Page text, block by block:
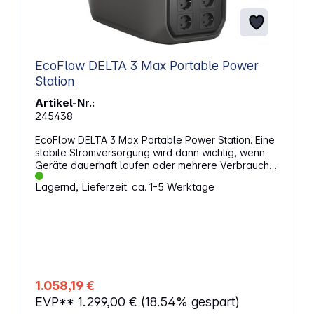
EcoFlow DELTA 3 Max Portable Power
Station
Artikel-Nr.:
245438
EcoFlow DELTA 3 Max Portable Power Station. Eine
stabile Stromversorgung wird dann wichtig, wenn
Geräte dauerhaft laufen oder mehrere Verbraucher
parallel versorgt werden sollen. Diese
Powerstation stellt dafür eine hohe nutzbare
Ausgangsleistung von bis zu 2 400 W erlaubt den
gleichzeitigen Betrieb zahlreicher Elektrogeräte.
Auch Geräte mit höherem Anlaufstrom lassen sich
Lagernd, Lieferzeit: ca. 1-5 Werktage
1.058,19 €
EVP** 1.299,00 € (18.54% gespart)